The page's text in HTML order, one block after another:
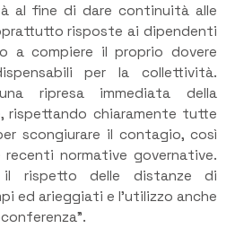
al fine di dare continuità alle
risposte ai dipendenti
a compiere il proprio dovere
per la collettività.
ripresa immediata della
rispettando chiaramente tutte
scongiurare il contagio, così
normative governative.
il rispetto delle distanze di
ed arieggiati e l’utilizzo anche